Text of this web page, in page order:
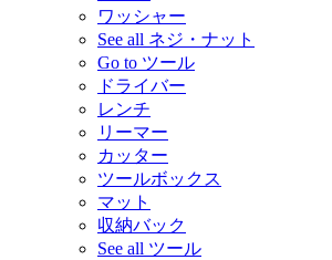
ワッシャー
See all ネジ・ナット
Go to ツール
ドライバー
レンチ
リーマー
カッター
ツールボックス
マット
収納バック
See all ツール